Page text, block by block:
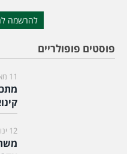
להרשמה
פוסטים פופולריים
11 מאי, 2013
12 ינואר, 2014